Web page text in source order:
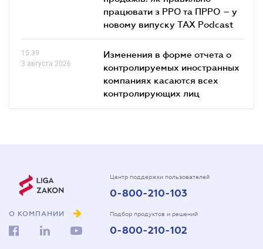
працювати з РРО та ПРРО – у
новому випуску TAX Podcast
15.39
3 августа 2026
Изменения в форме отчета о
контролируемых иностранных
компаниях касаются всех
контролирующих лиц
О КОМПАНИИ
Центр поддержки пользователей
0-800-210-103
Подбор продуктов и решений
0-800-210-102